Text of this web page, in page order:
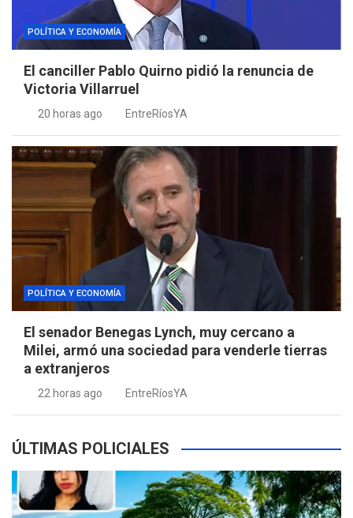
POLÍTICA Y ECONOMÍA
El canciller Pablo Quirno pidió la renuncia de
Victoria Villarruel
20 horas ago EntreRíosYA
POLÍTICA Y ECONOMÍA
El senador Benegas Lynch, muy cercano a
Milei, armó una sociedad para venderle tierras
a extranjeros
22 horas ago EntreRíosYA
ÚLTIMAS POLICIALES